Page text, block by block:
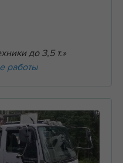
до 3,5 т.»
работы